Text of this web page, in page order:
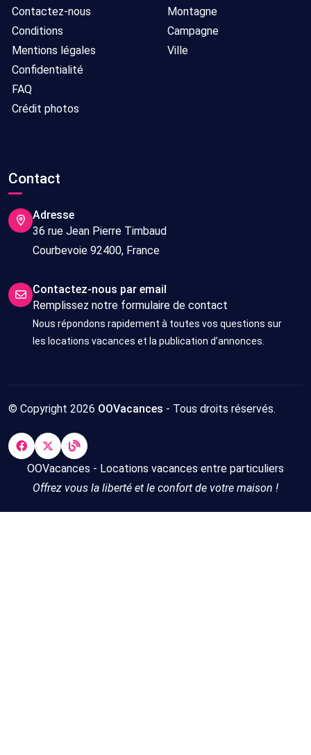
Contactez-nous
Conditions
Mentions légales
Confidentialité
FAQ
Crédit photos
Montagne
Campagne
Ville
Contact
Adresse
36 rue Jean Pierre Timbaud
Courbevoie 92400, France
Contactez-nous par email
Remplissez notre formulaire de contact
Nous répondons rapidement à toutes vos questions sur
les locations vacances et la publication d’annonces.
© Copyright 2026 OOVacances - Tous droits réservés.
OOVacances - Locations vacances entre particuliers
Offrez vous la liberté et le confort de votre maison !